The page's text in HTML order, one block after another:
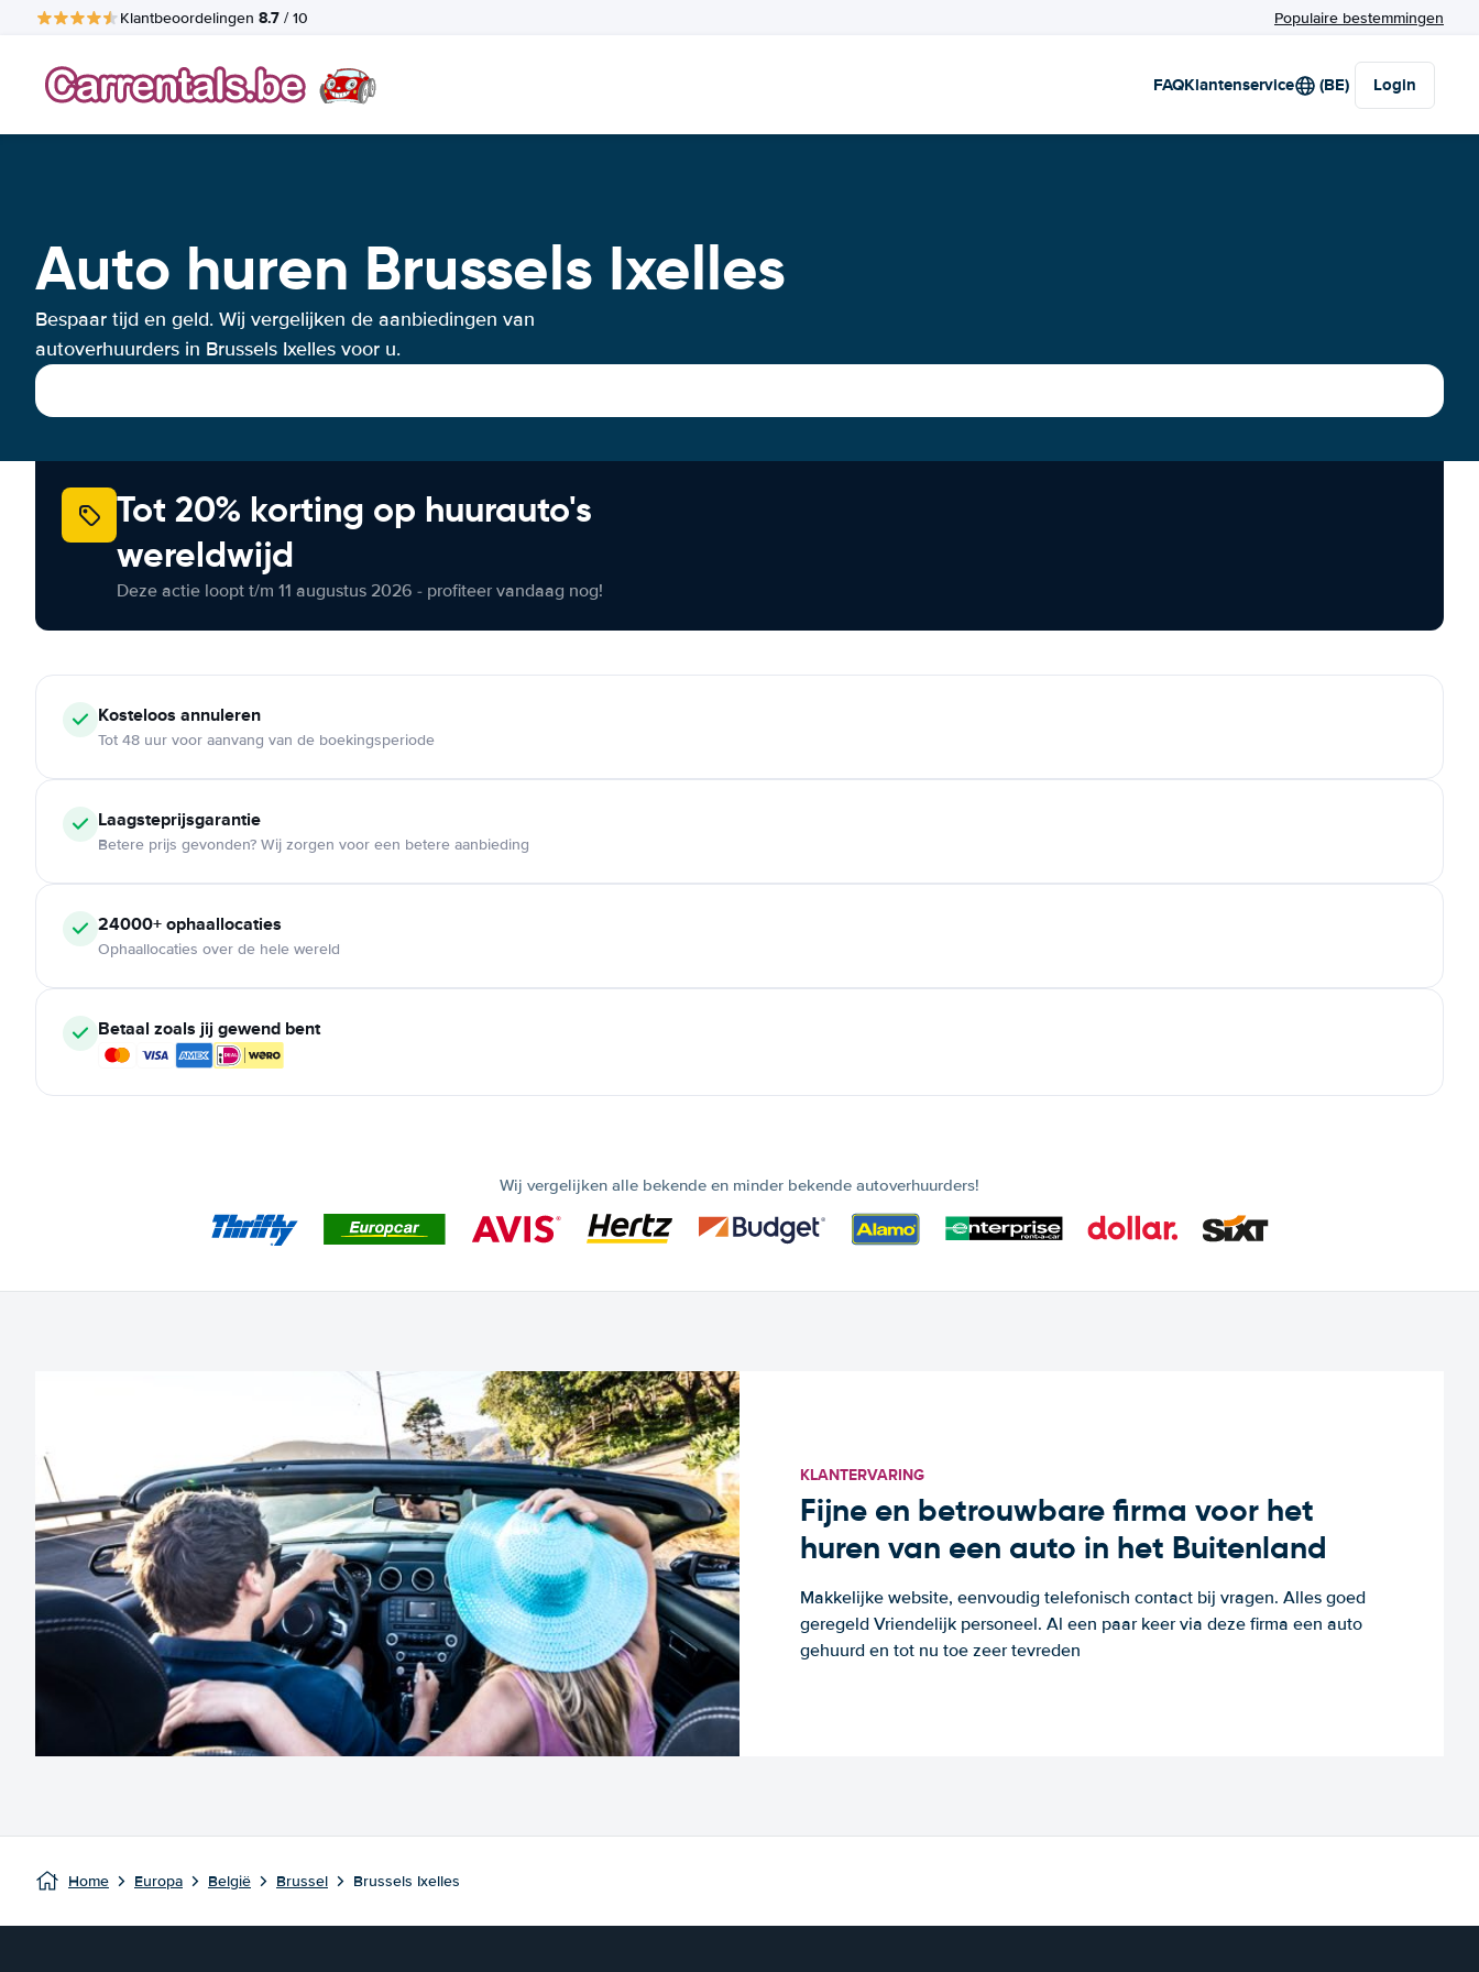
Klantbeoordelingen 8.7 / 10 Populaire bestemmingen
FAQKlantenservice (BE) Login
Auto huren Brussels Ixelles
Bespaar tijd en geld. Wij vergelijken de aanbiedingen van
autoverhuurders in Brussels Ixelles voor u.
Tot 20% korting op huurauto's
wereldwijd
Deze actie loopt t/m 11 augustus 2026 - profiteer vandaag nog!
Kosteloos annuleren
Tot 48 uur voor aanvang van de boekingsperiode
Laagsteprijsgarantie
Betere prijs gevonden? Wij zorgen voor een betere aanbieding
24000+ophaallocaties
Ophaallocaties over de hele wereld
Betaal zoals jij gewend bent
Wij vergelijken alle bekende en minder bekende autoverhuurders!
KLANTERVARING
Fijne en betrouwbare firma voor het
huren van een auto in het Buitenland
Makkelijke website, eenvoudig telefonisch contact bij vragen. Alles goed
geregeld Vriendelijk personeel. Al een paar keer via deze firma een auto
gehuurd en tot nu toe zeer tevreden
Home Europa België Brussel Brussels Ixelles